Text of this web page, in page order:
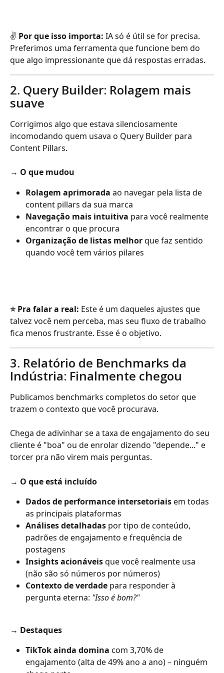
✌️ Por que isso importa: IA só é útil se for precisa.
Preferimos uma ferramenta que funcione bem do
que algo impressionante que dá respostas erradas.
2. Query Builder: Rolagem mais
suave
Corrigimos algo que estava silenciosamente
incomodando quem usava o Query Builder para
Content Pillars.
→ O que mudou
Rolagem aprimorada ao navegar pela lista de
content pillars da sua marca
Navegação mais intuitiva para você realmente
encontrar o que procura
Organização de listas melhor que faz sentido
quando você tem vários pilares
⭐️ Pra falar a real: Este é um daqueles ajustes que
talvez você nem perceba, mas seu fluxo de trabalho
fica menos frustrante. Esse é o objetivo.
3. Relatório de Benchmarks da
Indústria: Finalmente chegou
Publicamos benchmarks completos do setor que
trazem o contexto que você procurava.
Chega de adivinhar se a taxa de engajamento do seu
cliente é "boa" ou de enrolar dizendo "depende..." e
torcer pra não virem mais perguntas.
→ O que está incluído
Dados de performance intersetoriais em todas
as principais plataformas
Análises detalhadas por tipo de conteúdo,
padrões de engajamento e frequência de
postagens
Insights acionáveis que você realmente usa
(não são só números por números)
Contexto de verdade para responder à
pergunta eterna: "Isso é bom?"
→ Destaques
TikTok ainda domina com 3,70% de
engajamento (alta de 49% ano a ano) – ninguém